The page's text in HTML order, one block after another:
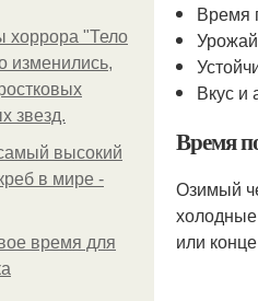
хоррора "Тело
изменились,
звезд.
высокий
в мире -
время для
Время
Вкус и
Время
Озимый
или